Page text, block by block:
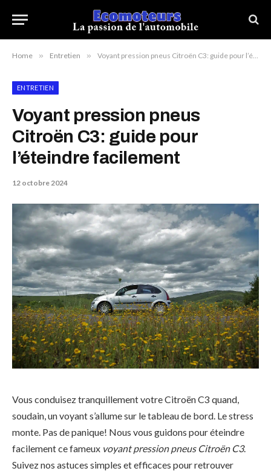
Home » Entretien » Voyant pression pneus Citroën C3: guide pour l’éteindre facilement
ENTRETIEN
Voyant pression pneus
Citroën C3: guide pour
l’éteindre facilement
12 octobre 2024
Vous conduisez tranquillement votre Citroën C3 quand,
soudain, un voyant s’allume sur le tableau de bord. Le stress
monte. Pas de panique! Nous vous guidons pour éteindre
facilement ce fameux voyant pression pneus Citroën C3.
Suivez nos astuces simples et efficaces pour retrouver